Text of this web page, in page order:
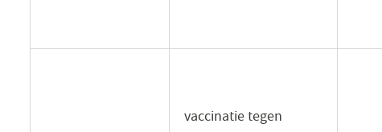
vaccinatie tegen